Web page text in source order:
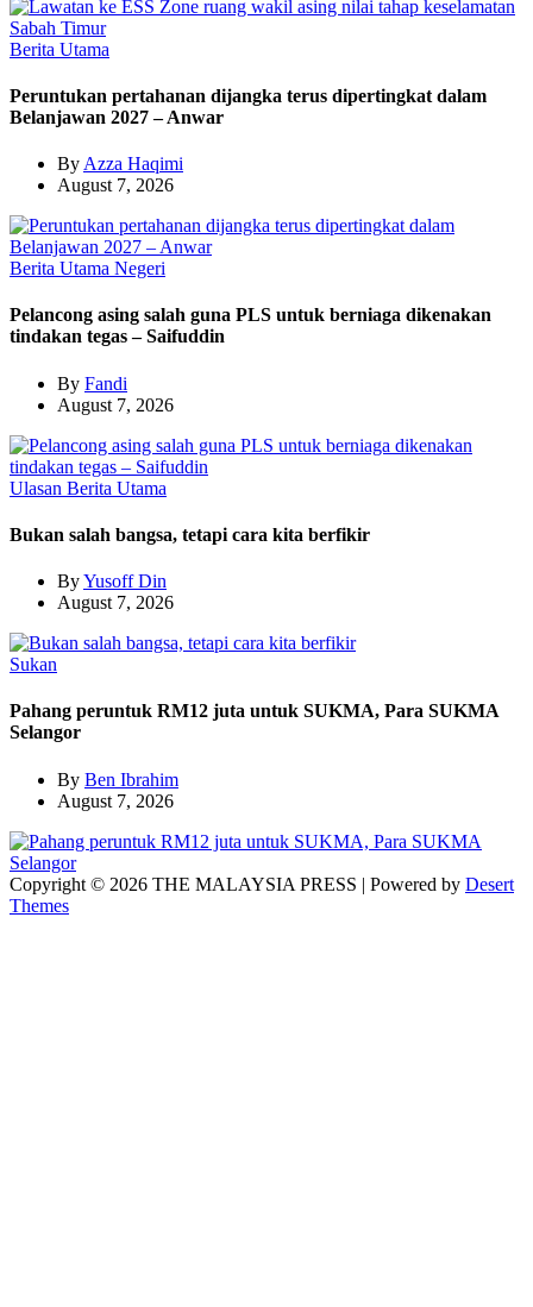
Berita Utama
Peruntukan pertahanan dijangka terus dipertingkat dalam
Belanjawan 2027 – Anwar
By Azza Haqimi
August 7, 2026
Berita Utama Negeri
Pelancong asing salah guna PLS untuk berniaga dikenakan
tindakan tegas – Saifuddin
By Fandi
August 7, 2026
Ulasan Berita Utama
Bukan salah bangsa, tetapi cara kita berfikir
ByYusoff Din
August 7, 2026
Sukan
Pahang peruntuk RM12 juta untuk SUKMA, Para SUKMA
Selangor
By Ben Ibrahim
August 7, 2026
Copyright © 2026 THE MALAYSIA PRESS | Powered by Desert
Themes